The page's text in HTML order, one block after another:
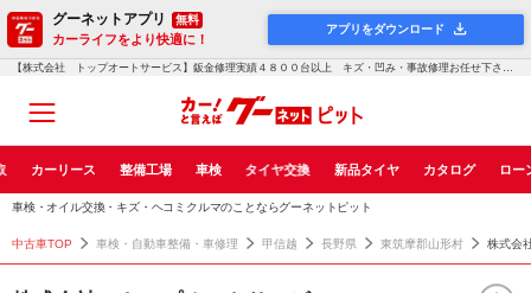
グーネットアプリ 無料
カーライフをより快適に！
アプリをダウンロード
【株式会社 トップオートサービス】鈑金修理実績４８００台以上 キズ・凹み・事故修理お任せ下さい。一般修理・車検点検...！グーネットピット
カーリース 整備工場 車検 タイヤ交換 新品タイヤ カタログ ロー
車検・オイル交換・キズ・ヘコミクルマのことならグーネットピット
中古車TOP 車検・自動車整備・車修理 甲信越 長野県 東筑摩郡山形村 株式会